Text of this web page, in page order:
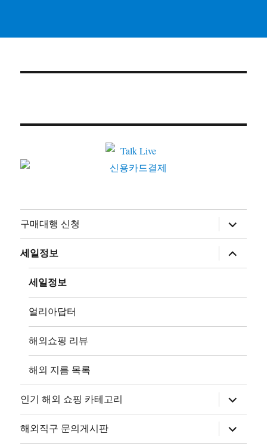
구매대행 신청
하
위
메
뉴
확
장
세일정보
하
위
메
장
세일정보
얼리아답터
해외쇼핑 리뷰
해외 지름 목록
인기 해외 쇼핑 카테고리
하
위
메
뉴
확
장
해외직구 문의게시판
하
위